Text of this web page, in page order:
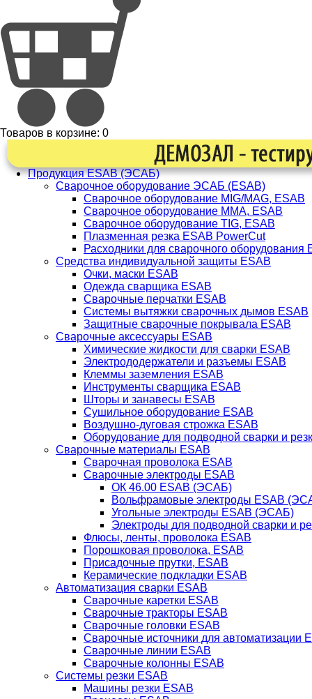
Товаров в корзине: 0
Продукция ESAB (ЭСАБ)
Сварочное оборудование ЭСАБ (ESAB)
Сварочное оборудование MIG/MAG, ESAB
Сварочное оборудование ММА, ESAB
Сварочное оборудование TIG, ESAB
Плазменная резка ESAB PowerCut
Расходники для сварочного оборудования
Средства индивидуальной защиты ESAB
Очки, маски ESAB
Одежда сварщика ESAB
Сварочные перчатки ESAB
Системы вытяжки сварочных дымов ESAB
Защитные сварочные покрывала ESAB
Сварочные аксессуары ESAB
Химические жидкости для сварки ESAB
Электрододержатели и разъемы ESAB
Клеммы заземления ESAB
Инструменты сварщика ESAB
Шторы и занавесы ESAB
Сушильное оборудование ESAB
Воздушно-дуговая строжка ESAB
Оборудование для подводной сварки и
Сварочные материалы ESAB
Сварочная проволока ESAB
Сварочные электроды ESAB
ОК 46.00 ESAB (ЭСАБ)
Вольфрамовые электроды ESAB
Угольные электроды ESAB (ЭСАБ)
Электроды для подводной сварки и
Флюсы, ленты, проволока ESAB
Порошковая проволока, ESAB
Присадочные прутки, ESAB
Керамические подкладки ESAB
Автоматизация сварки ESAB
Сварочные каретки ESAB
Сварочные тракторы ESAB
Сварочные головки ESAB
Сварочные источники для автоматизации
Сварочные линии ESAB
Сварочные колонны ESAB
Системы резки ESAB
Машины резки ESAB